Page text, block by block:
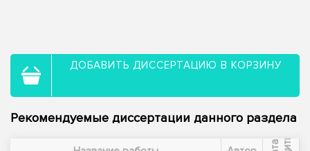
ДОБАВИТЬ ДИССЕРТАЦИЮ В КОРЗИНУ
Рекомендуемые диссертации данного раздела